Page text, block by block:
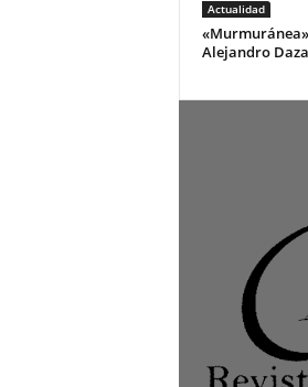
Actualidad
Alejandro Daza